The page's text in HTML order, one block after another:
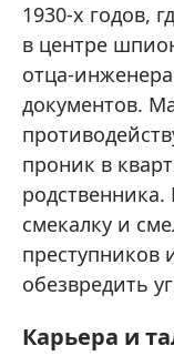
1930-х годов,
в центре
отца-
документов.
проник в
родственника.
смекалку и
преступников
обезвредить
Карьера и